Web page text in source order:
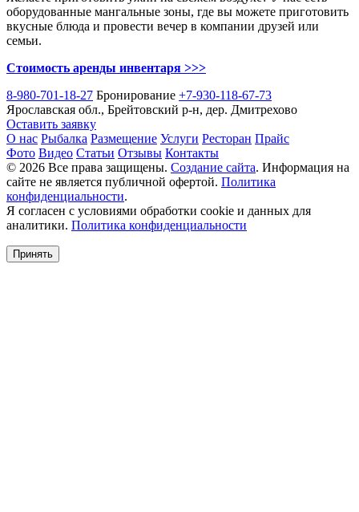
оборудованные мангальные зоны, где вы можете приготовить
вкусные блюда и провести вечер в компании друзей или
семьи.
Стоимость аренды инвентаря >>>
8-980-701-18-27 Бронирование +7-930-118-67-73
Ярославская обл., Брейтовский р-н, дер. Дмитрехово
Оставить заявку
О нас Рыбалка Размещение Услуги Ресторан Прайс
Фото Видео Статьи Отзывы Контакты
© 2026 Все права защищены. Создание сайта. Информация на
сайте не является публичной офертой. Политика
конфиденциальности.
Я согласен с условиями обработки cookie и данных для
аналитики. Политика конфиденциальности
Принять